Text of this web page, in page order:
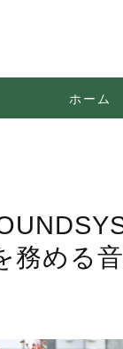
ホーム
務める